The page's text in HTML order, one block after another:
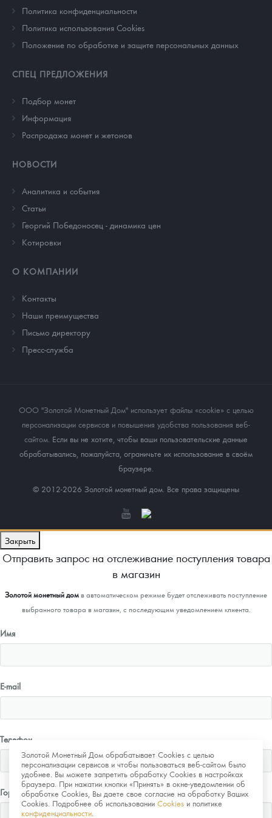
Политика конфиденциальности
Политика использования Cookies
Положение по обработке и защите персональных данных
СПЕЦ ПРЕДЛОЖЕНИЯ
Подбор монет
Информация
Распродажа монет и жетонов
НОВОСТИ
Аналитика и события
Cтатьи
Георгий Победоносец - динамика цен
Котировки
О КОМПАНИИ
Контакты
Наши преимущества
Письмо директору
Пресс-служба
ООО "Золотой Монетный Дом" использует файлы «cookie» с целью
персонализации сервисов и повышения удобства пользования веб-
сайтом. Если вы не хотите, чтобы ваши пользовательские данные
обрабатывались, пожалуйста, ограничьте их использование в своём
браузере.
© 2012-2026 Золотой монетный дом. Все права защищены
Золотой Монетный Дом обрабатывает Cookies с целью
персонализации сервисов и чтобы пользоваться веб-сайтом было
удобнее. Вы можете запретить обработку Cookies в настройках
браузера. При нажатии кнопки «Принять» в окне-уведомлении об
обработке Cookies, Вы даете свое согласие на обработку Ваших
Cookies. Подробнее об использовании Cookies и политике
конфиденциальности
Закрыть
Отправить запрос на отслеживание поступления товара
в магазин
Золотой монетный домв автоматическом режиме будет отслеживать поступление
выбранного товара в магазин, с последующим уведомлением клиента.
Имя
E-mail
Телефон
Город